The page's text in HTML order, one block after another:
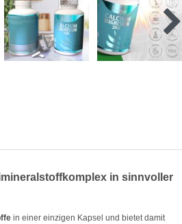
in sinnvoller
in einer einzigen Kapsel und bietet damit